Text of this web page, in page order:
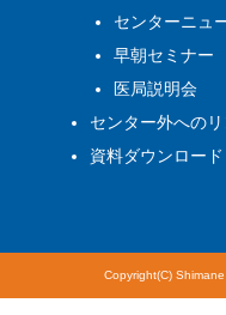
センターニュ
早朝セミナー
医局説明会
センター外への
資料ダウンロード
Copyright(C)